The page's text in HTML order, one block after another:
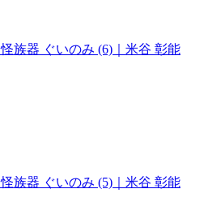
怪族器 ぐいのみ (6)｜米谷 彰能
怪族器 ぐいのみ (5)｜米谷 彰能